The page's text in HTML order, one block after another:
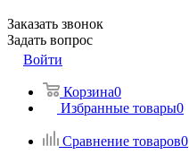
Заказать звонок
Задать вопрос
Войти
Корзина0
Избранные товары0
Сравнение товаров0